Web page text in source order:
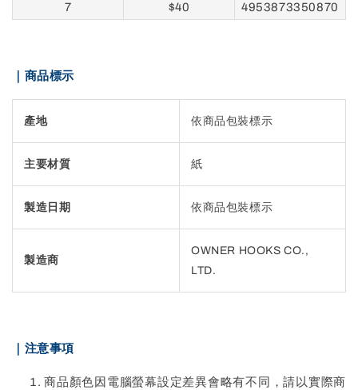
7
$40 4953873350870
｜商品標示
產地 依商品包裝標示
主要材質 紙
製造日期 依商品包裝標示
製造商
OWNER HOOKS CO.,
LTD.
｜注意事項
商品顏色因電腦螢幕設定差異會略有不同，請以實際商